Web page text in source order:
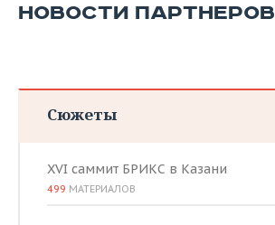
НОВОСТИ ПАРТНЕРОВ
Сюжеты
XVI саммит БРИКС в Казани
499 МАТЕРИАЛОВ